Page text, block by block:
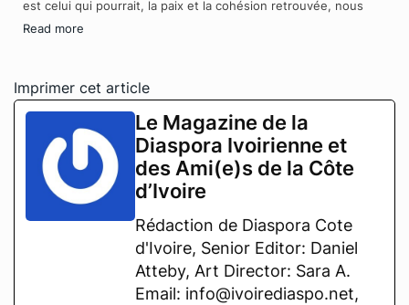
est celui qui pourrait, la paix et la cohésion retrouvée, nous
Read more
Imprimer cet article
Le Magazine de la
Diaspora Ivoirienne et
des Ami(e)s de la Côte
d’Ivoire
Rédaction de Diaspora Cote
d'Ivoire, Senior Editor: Daniel
Atteby, Art Director: Sara A.
Email: info@ivoirediaspo.net,